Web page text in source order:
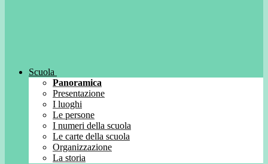
Scuola
Panoramica
Presentazione
I luoghi
Le persone
I numeri della scuola
Le carte della scuola
Organizzazione
La storia